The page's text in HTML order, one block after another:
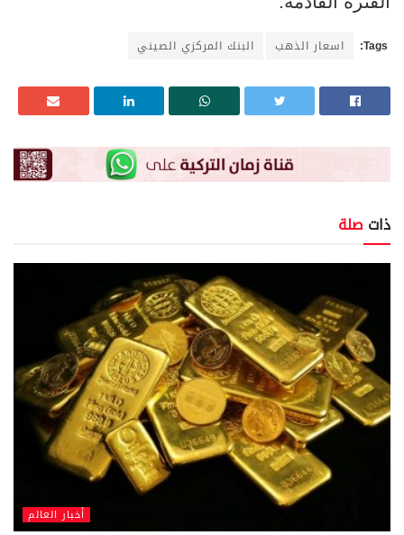
Tags: اسعار الذهب البنك المركزي الصيني
ذات صلة
أخبار العالم